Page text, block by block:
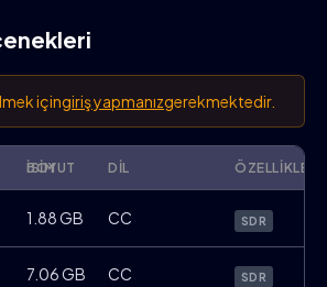
içingiriş yapmanızgerekmektedir.
İSIM
BOYUT DIL ÖZELLIKLER
1.88 GB CC SDR
7.06 GB CC SDR